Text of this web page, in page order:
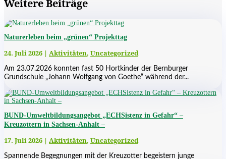
Weitere Beiträge
Naturerleben beim „grünen“ Projekttag
24. Juli 2026 | Aktivitäten, Uncategorized
Am 23.07.2026 konnten fast 50 Hortkinder der Bernburger
Grundschule „Johann Wolfgang von Goethe“ während der...
BUND-Umweltbildungsangebot „ECHSistenz in Gefahr“ –
Kreuzottern in Sachsen-Anhalt –
17. Juli 2026 | Aktivitäten, Uncategorized
Spannende Begegnungen mit der Kreuzotter begeistern junge